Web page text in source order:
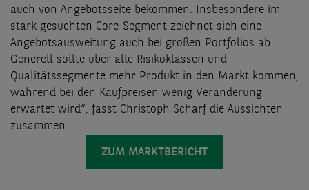
auch von Angebotsseite bekommen. Insbesondere im
stark gesuchten Core-Segment zeichnet sich eine
Angebotsausweitung auch bei großen Portfolios ab.
Generell sollte über alle Risikoklassen und
Qualitätssegmente mehr Produkt in den Markt kommen,
während bei den Kaufpreisen wenig Veränderung
erwartet wird“, fasst Christoph Scharf die Aussichten
zusammen.
ZUM MARKTBERICHT